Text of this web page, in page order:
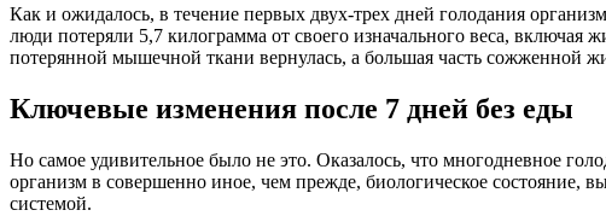
Как и ожидалось, в течение первых двух-трех дней голодания
люди потеряли 5,7 килограмма от своего изначального веса,
потерянной мышечной ткани вернулась, а большая часть сожженной
Ключевые изменения после 7 дней без еды
Но самое удивительное было не это. Оказалось, что многодневное
организм в совершенно иное, чем прежде, биологическое состояние,
системой.